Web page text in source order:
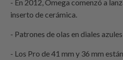
- En 2012, Omega comenzó a
inserto de cerámica.
- Patrones de olas en diales
- Los Pro de 41 mm y 36 mm